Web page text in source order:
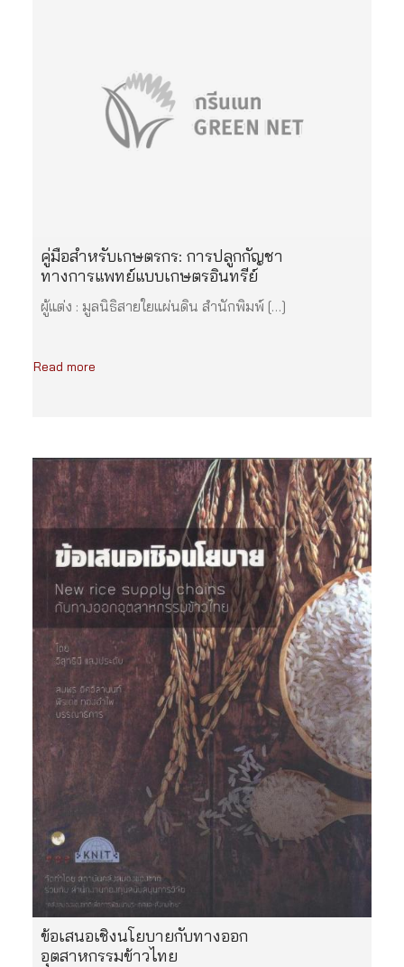
คู่มือสำหรับเกษตรกร: การปลูกกัญชา
ทางการแพทย์แบบเกษตรอินทรีย์
ผู้แต่ง : มูลนิธิสายใยแผ่นดิน สำนักพิมพ์ […]
Read more
ข้อเสนอเชิงนโยบายกับทางออก
อุตสาหกรรมข้าวไทย